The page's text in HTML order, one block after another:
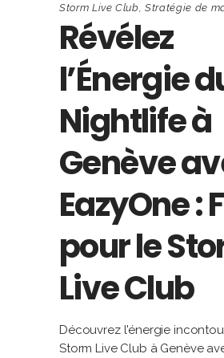
Storm Live Club ,Stratégie de
Révélez
l’Énergie
Nightlife à
Genève
EazyOne :
pour le
Live Club
Découvrez l'énergie
Storm Live Club à Genève